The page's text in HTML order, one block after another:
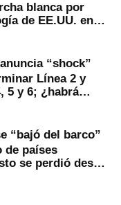
blanca por
de EE.UU. en
“shock”
Línea 2 y
5 y 6; ¿habrá
“bajó del barco”
de países
se perdió desde